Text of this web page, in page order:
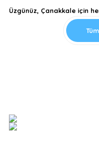
Üzgünüz, Çanakkale için